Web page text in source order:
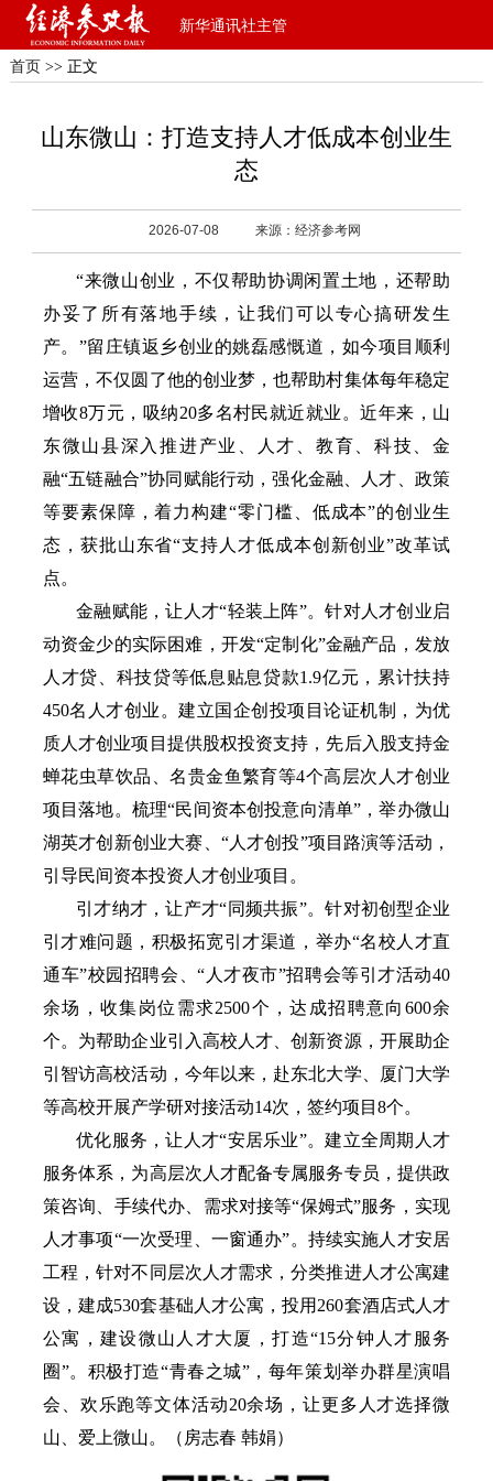
新华通讯社主管
首页 >> 正文
山东微山：打造支持人才低成本创业生
态
2026-07-08 来源：经济参考网
“来微山创业，不仅帮助协调闲置土地，还帮助
办妥了所有落地手续，让我们可以专心搞研发生
产。”留庄镇返乡创业的姚磊感慨道，如今项目顺利
运营，不仅圆了他的创业梦，也帮助村集体每年稳定
增收8万元，吸纳20多名村民就近就业。近年来，山
东微山县深入推进产业、人才、教育、科技、金
融“五链融合”协同赋能行动，强化金融、人才、政策
等要素保障，着力构建“零门槛、低成本”的创业生
态，获批山东省“支持人才低成本创新创业”改革试
点。
金融赋能，让人才“轻装上阵”。针对人才创业启
动资金少的实际困难，开发“定制化”金融产品，发放
人才贷、科技贷等低息贴息贷款1.9亿元，累计扶持
450名人才创业。建立国企创投项目论证机制，为优
质人才创业项目提供股权投资支持，先后入股支持金
蝉花虫草饮品、名贵金鱼繁育等4个高层次人才创业
项目落地。梳理“民间资本创投意向清单”，举办微山
湖英才创新创业大赛、“人才创投”项目路演等活动，
引导民间资本投资人才创业项目。
引才纳才，让产才“同频共振”。针对初创型企业
引才难问题，积极拓宽引才渠道，举办“名校人才直
通车”校园招聘会、“人才夜市”招聘会等引才活动40
余场，收集岗位需求2500个，达成招聘意向600余
个。为帮助企业引入高校人才、创新资源，开展助企
引智访高校活动，今年以来，赴东北大学、厦门大学
等高校开展产学研对接活动14次，签约项目8个。
优化服务，让人才“安居乐业”。建立全周期人才
服务体系，为高层次人才配备专属服务专员，提供政
策咨询、手续代办、需求对接等“保姆式”服务，实现
人才事项“一次受理、一窗通办”。持续实施人才安居
工程，针对不同层次人才需求，分类推进人才公寓建
设，建成530套基础人才公寓，投用260套酒店式人才
公寓，建设微山人才大厦，打造“15分钟人才服务
圈”。积极打造“青春之城”，每年策划举办群星演唱
会、欢乐跑等文体活动20余场，让更多人才选择微
山、爱上微山。（房志春 韩娟）